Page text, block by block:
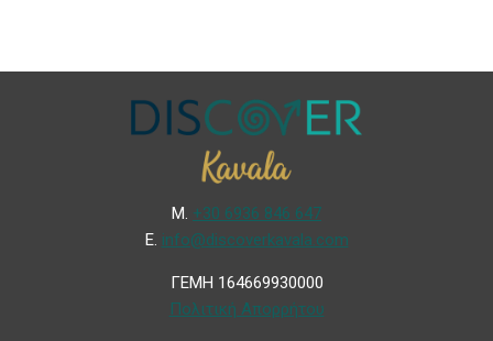
Μ. +30 6936 846 647
Ε. info@discoverkavala.com
ΓΕΜΗ 164669930000
Πολιτική Απορρήτου